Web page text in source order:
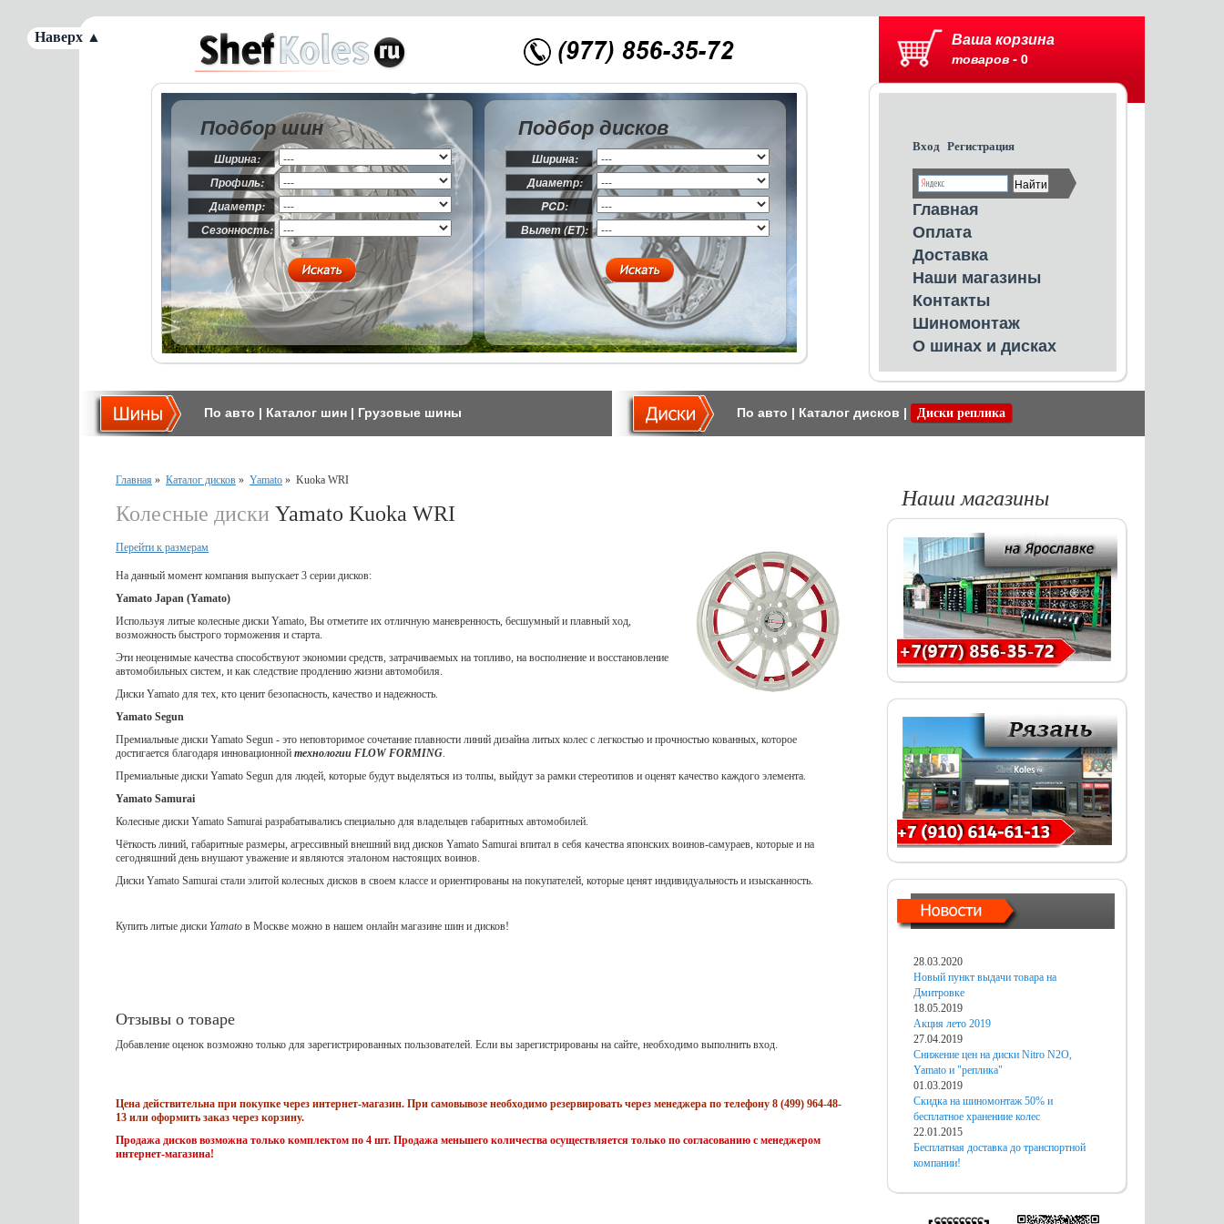
Ваша корзина
товаров - 0
Вход Регистрация
Главная
Оплата
Доставка
Наши магазины
Контакты
Шиномонтаж
О шинах и дисках
Подбор шин
Ширина:
Профиль:
Диаметр:
Сезонность:
Подбор дисков
Ширина:
Диаметр:
PCD:
Вылет (ET):
По авто | Каталог шин | Грузовые шины По авто | Каталог дисков | Диски реплика
Главная » Каталог дисков » Yamato » Kuoka WRI
Колесные диски Yamato Kuoka WRI
Перейти к размерам
На данный момент компания выпускает 3 серии дисков:
Yamato Japan (Yamato)
Используя литые колесные диски Yamato, Вы отметите их отличную маневренность, бесшумный и плавный ход,
возможность быстрого торможения и старта.
Эти неоценимые качества способствуют экономии средств, затрачиваемых на топливо, на восполнение и восстановление
автомобильных систем, и как следствие продлению жизни автомобиля.
Диски Yamato для тех, кто ценит безопасность, качество и надежность.
Yamato Segun
Премиальные диски Yamato Segun - это неповторимое сочетание плавности линий дизайна литых колес с легкостью и прочностью кованных, которое
достигается благодаря инновационной технологии FLOW FORMING.
Премиальные диски Yamato Segun для людей, которые будут выделяться из толпы, выйдут за рамки стереотипов и оценят качество каждого элемента.
Yamato Samurai
Колесные диски Yamato Samurai разрабатывались специально для владельцев габаритных автомобилей.
Чёткость линий, габаритные размеры, агрессивный внешний вид дисков Yamato Samurai впитал в себя качества японских воинов-самураев, которые и на
сегодняшний день внушают уважение и являются эталоном настоящих воинов.
Диски Yamato Samurai стали элитой колесных дисков в своем классе и ориентированы на покупателей, которые ценят индивидуальность и изысканность.
Купить литые диски Yamato в Москве можно в нашем онлайн магазине шин и дисков!
Отзывы о товаре
Добавление оценок возможно только для зарегистрированных пользователей. Если вы зарегистрированы на сайте, необходимо выполнить вход.
Цена действительна при покупке через интернет-магазин. При самовывозе необходимо резервировать через менеджера по телефону 8 (499) 964-48-
13 или оформить заказ через корзину.
Продажа дисков возможна только комплектом по 4 шт. Продажа меньшего количества осуществляется только по согласованию с менеджером
интернет-магазина!
Наши магазины
28.03.2020
Новый пункт выдачи товара на
Дмитровке
18.05.2019
Акция лето 2019
27.04.2019
Снижение цен на диски Nitro N2O,
Yamato и "реплика"
01.03.2019
Скидка на шиномонтаж 50% и
бесплатное хранениие колес
22.01.2015
Бесплатная доставка до транспортной
компании!
Наверх ▲